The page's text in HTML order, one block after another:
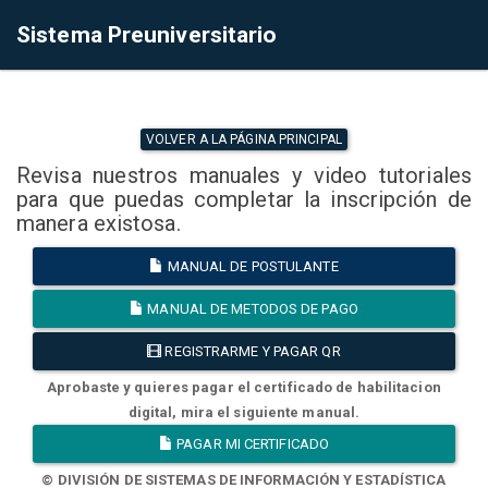
Sistema Preuniversitario
VOLVER A LA PÁGINA PRINCIPAL
Revisa nuestros manuales y video tutoriales
para que puedas completar la inscripción de
manera existosa.
MANUAL DE POSTULANTE
MANUAL DE METODOS DE PAGO
REGISTRARME Y PAGAR QR
Aprobaste y quieres pagar el certificado de habilitacion
digital, mira el siguiente manual.
PAGAR MI CERTIFICADO
© DIVISIÓN DE SISTEMAS DE INFORMACIÓN Y ESTADÍSTICA